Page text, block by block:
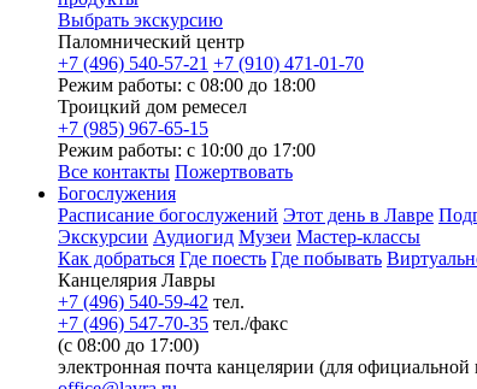
Выбрать экскурсию
Паломнический центр
+7 (496) 540-57-21 +7 (910) 471-01-70
Режим работы: с 08:00 до 18:00
Троицкий дом ремесел
+7 (985) 967-65-15
Режим работы: с 10:00 до 17:00
Все контакты Пожертвовать
Богослужения
Расписание богослужений Этот день в Лавре
Экскурсии Аудиогид Музеи Мастер-классы
Как добраться Где поесть Где побывать
Канцелярия Лавры
+7 (496) 540-59-42 тел.
+7 (496) 547-70-35 тел./факс
(с 08:00 до 17:00)
электронная почта канцелярии (для